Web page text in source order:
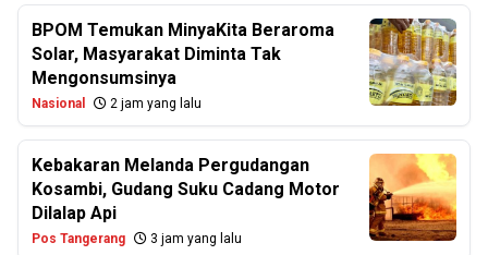
BPOM Temukan MinyaKita Beraroma
Solar, Masyarakat Diminta Tak
Mengonsumsinya
Nasional 2 jam yang lalu
Kebakaran Melanda Pergudangan
Kosambi, Gudang Suku Cadang Motor
Dilalap Api
Pos Tangerang 3 jam yang lalu